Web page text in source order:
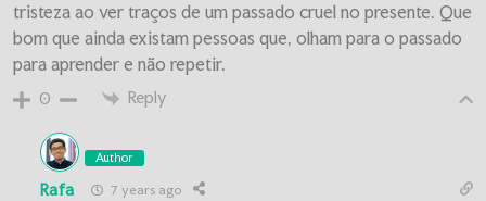
tristeza ao ver traços de um passado cruel no presente. Que
bom que ainda existam pessoas que, olham para o passado
para aprender e não repetir.
0 Reply
Author
Rafa 7 years ago